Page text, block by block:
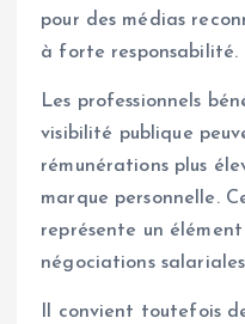
pour des médias
à forte responsabilité.
Les professionnels
visibilité publique
rémunérations plus
marque personnelle.
représente un
négociations
Il convient toutefois